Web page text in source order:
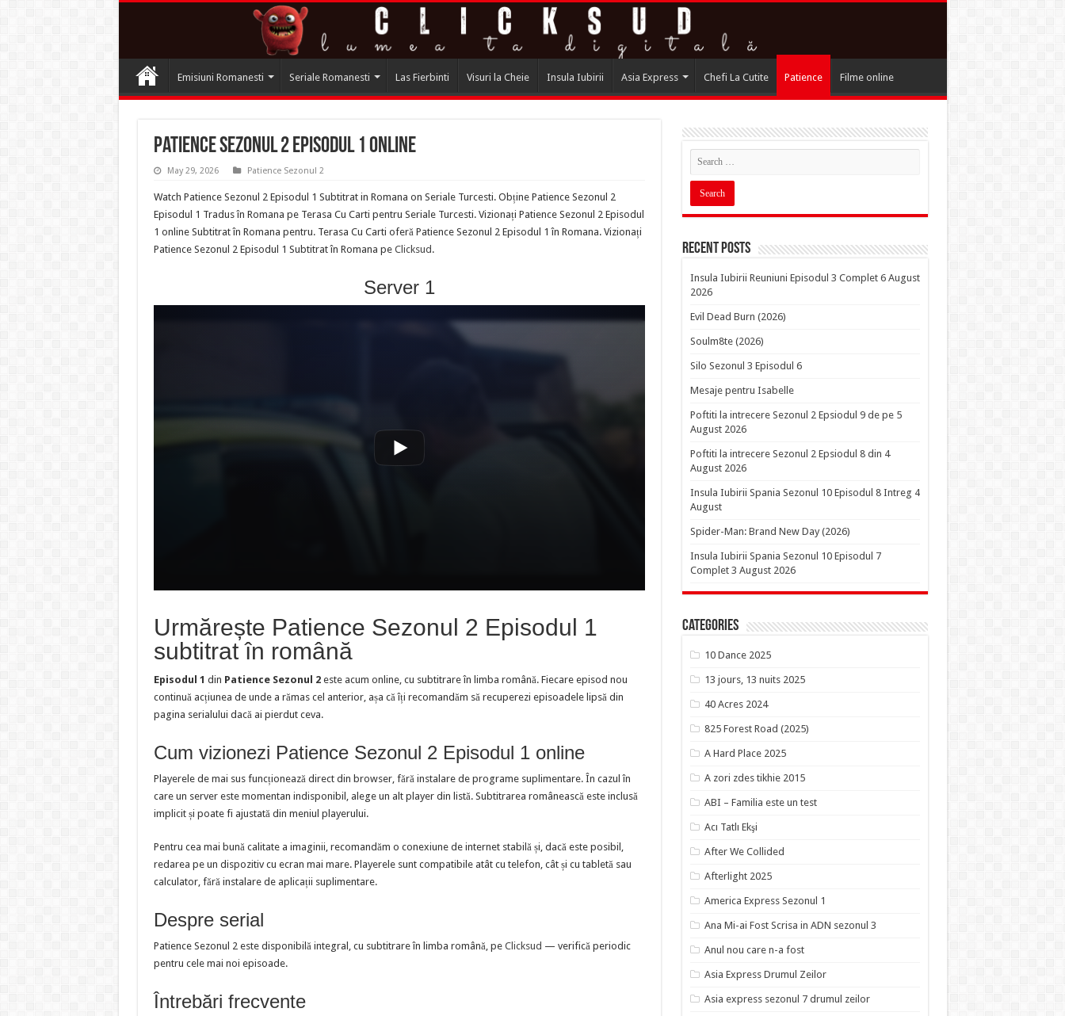
Emisiuni Romanesti Seriale Romanesti Las Fierbinti Visuri la Cheie Insula Iubirii Asia Express Chefi La Cutite Patience Filme online
Patience Sezonul 2 Episodul 1 Online
May 29, 2026 Patience Sezonul 2
Watch Patience Sezonul 2 Episodul 1 Subtitrat in Romana on Seriale Turcesti. Obține Patience Sezonul 2
Episodul 1 Tradus în Romana pe Terasa Cu Carti pentru Seriale Turcesti. Vizionați Patience Sezonul 2 Episodul
1 online Subtitrat în Romana pentru. Terasa Cu Carti oferă Patience Sezonul 2 Episodul 1 în Romana. Vizionați
Patience Sezonul 2 Episodul 1 Subtitrat în Romana pe Clicksud .
Server 1
Urmărește Patience Sezonul 2 Episodul 1
subtitrat în română
Episodul 1 din Patience Sezonul 2este acum online, cu subtitrare în limba română. Fiecare episod nou
continuă acțiunea de unde a rămas cel anterior, așa că îți recomandăm să recuperezi episoadele lipsă din
pagina serialului dacă ai pierdut ceva.
Cum vizionezi Patience Sezonul 2 Episodul 1 online
Playerele de mai sus funcționează direct din browser, fără instalare de programe suplimentare. În cazul în
care un server este momentan indisponibil, alege un alt player din listă. Subtitrarea românească este inclusă
implicit și poate fi ajustată din meniul playerului.
Pentru cea mai bună calitate a imaginii, recomandăm o conexiune de internet stabilă și, dacă este posibil,
redarea pe un dispozitiv cu ecran mai mare. Playerele sunt compatibile atât cu telefon, cât și cu tabletă sau
calculator, fără instalare de aplicații suplimentare.
Despre serial
Patience Sezonul 2 este disponibilă integral, cu subtitrare în limba română, pe Clicksud — verifică periodic
pentru cele mai noi episoade.
Întrebări frecvente
Recent Posts
Insula Iubirii Reuniuni Episodul 3 Complet 6 August
2026
Evil Dead Burn (2026)
Soulm8te (2026)
Silo Sezonul 3 Episodul 6
Mesaje pentru Isabelle
Poftiti la intrecere Sezonul 2 Epsiodul 9 de pe 5
August 2026
Poftiti la intrecere Sezonul 2 Epsiodul 8 din 4
August 2026
Insula Iubirii Spania Sezonul 10 Episodul 8 Intreg 4
August
Spider-Man: Brand New Day (2026)
Insula Iubirii Spania Sezonul 10 Episodul 7
Complet 3 August 2026
Categories
10 Dance 2025
13 jours, 13 nuits 2025
40 Acres 2024
825 Forest Road (2025)
A Hard Place 2025
A zori zdes tikhie 2015
ABI – Familia este un test
Acı Tatlı Ekşi
After We Collided
Afterlight 2025
America Express Sezonul 1
Ana Mi-ai Fost Scrisa in ADN sezonul 3
Anul nou care n-a fost
Asia Express Drumul Zeilor
Asia express sezonul 7 drumul zeilor